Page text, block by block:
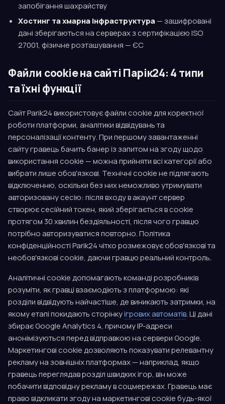
запобігання шахрайству
Хостинг та хмарна інфраструктура— зашифровані
дані зберігаються на серверах з сертифікацією ISO
27001, фізичне розташування — ЄС
Файли cookie на сайті Парік24: 4 типи
та їхні функції
Сайт Parik24 використовує файли cookie для коректної
роботи платформи, аналітики відвідувань та
персоналізації контенту. При першому завантаженні
сайту гравець бачить банер із запитом на згоду щодо
використання cookie — можна прийняти всі категорії або
вибрати лише обов'язкові. Технічні cookie не підлягають
відключенню, оскільки без них неможливо утримувати
авторизовану сесію: після входу в акаунт сервер
створює сесійний токен, який зберігається в cookie
протягом 30 хвилин бездіяльності, після чого гравцю
потрібно авторизуватися повторно. Політика
конфіденційності Parik24 чітко розмежовує обов'язкові та
необов'язкові cookie, даючи гравцю реальний контроль.
Аналітичні cookie допомагають команді розробників
розуміти, як гравці взаємодіють з платформою: які
розділи відвідують найчастіше, де виникають затримки, на
якому етапі покидають сторінкуігрових автоматів. Ці дані
збирає Google Analytics 4, причому IP-адреси
анонімізуються перед відправкою на сервери Google.
Маркетингові cookie дозволяють показувати релевантну
рекламу на зовнішніх платформах — наприклад, якщо
гравець переглядав розділ швидких ігор, він може
побачити відповідну рекламу в соцмережах. Гравець має
право відкликати згоду на маркетингові cookie будь-якої